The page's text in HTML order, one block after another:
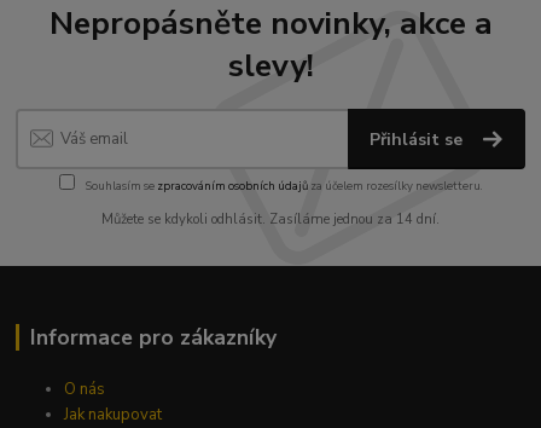
Nepropásněte novinky, akce a
slevy!
Přihlásit se
Souhlasím se zpracováním osobních údajůza účelem rozesílky newsletteru.
Můžete se kdykoli odhlásit. Zasíláme jednou za 14 dní.
Informace pro zákazníky
O nás
Jak nakupovat